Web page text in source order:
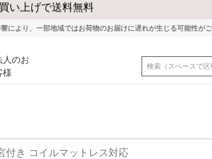
※当社エリア）
物のお届けに遅れが生じる可能性がございます。ご迷惑をおか
人のお
様
付き コイルマットレス対応